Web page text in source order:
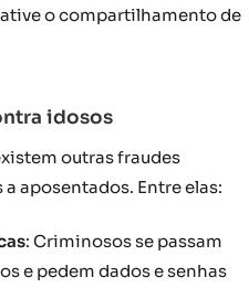
o compartilhamento de
idosos
outras fraudes
aposentados. Entre elas:
: Criminosos se passam
e pedem dados e senhas